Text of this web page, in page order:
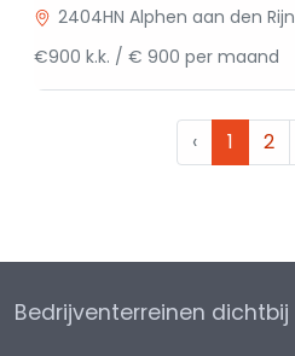
2404HN Alphen aan den Rijn
€900 k.k. / € 900 per maand
‹ 1 2
Bedrijventerreinen dichtbij